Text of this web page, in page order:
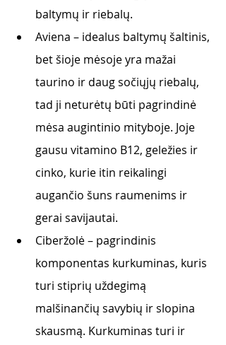
baltymų ir riebalų.
Aviena – idealus baltymų šaltinis,
bet šioje mėsoje yra mažai
taurino ir daug sočiųjų riebalų,
tad ji neturėtų būti pagrindinė
mėsa augintinio mityboje. Joje
gausu vitamino B12, geležies ir
cinko, kurie itin reikalingi
augančio šuns raumenims ir
gerai savijautai.
Ciberžolė – pagrindinis
komponentas kurkuminas, kuris
turi stiprių uždegimą
malšinančių savybių ir slopina
skausmą. Kurkuminas turi ir